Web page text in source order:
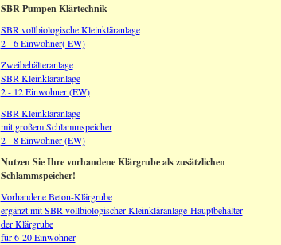
SBR Pumpen Klärtechnik
SBR vollbiologische Kleinkläranlage
2 - 6 Einwohner( EW)
Zweibehälteranlage
SBR Kleinkläranlage
2 - 12 Einwohner (EW)
SBR Kleinkläranlage
mit großem Schlammspeicher
2 - 8 Einwohner (EW)
Nutzen Sie Ihre vorhandene Klärgrube als zusätzlichen
Schlammspeicher!
Vorhandene Beton-Klärgrube
ergänzt mit SBR vollbiologischer Kleinkläranlage-Hauptbehälter
der Klärgrube
für 6-20 Einwohner